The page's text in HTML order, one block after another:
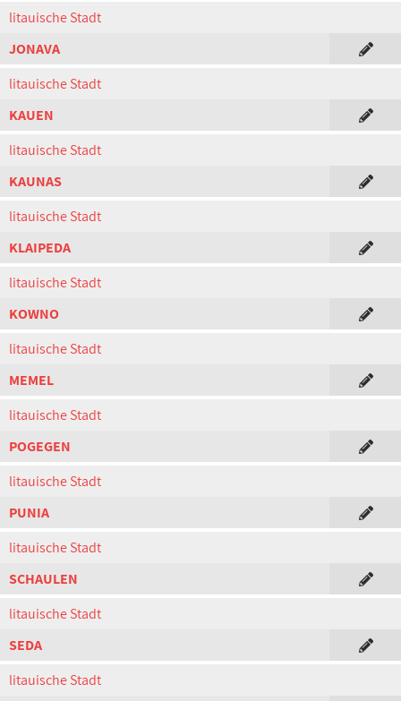
litauische Stadt
JONAVA
litauische Stadt
KAUEN
litauische Stadt
KAUNAS
litauische Stadt
KLAIPEDA
litauische Stadt
KOWNO
litauische Stadt
MEMEL
litauische Stadt
POGEGEN
litauische Stadt
PUNIA
litauische Stadt
SCHAULEN
litauische Stadt
SEDA
litauische Stadt